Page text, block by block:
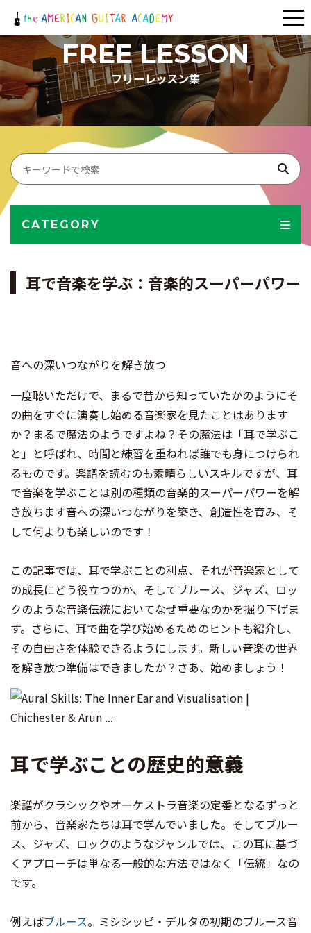
FREE LESSON
フリーレッスン集
CATEGORY
耳で音楽を学ぶ：音楽的スーパーパワー
音への深いつながりを解き放つ
一度聴いただけで、まるで昔から知っていたかのようにそ
の曲をすぐに演奏し始める音楽家を見たことはあります
か？まるで魔法のようですよね？その魔法は「耳で学ぶこ
と」と呼ばれ、時間と練習を重ねれば誰でも身につけられ
るものです。楽譜を読むのも素晴らしいスキルですが、耳
で音楽を学ぶことは別の種類の音楽的スーパーパワーを解
き放ちます――音への深いつながりを築き、創造性を育み、そ
して何よりも楽しいのです！
この記事では、耳で学ぶことの利点、それが音楽家として
の成長にどう役立つのか、そしてブルース、ジャズ、ロッ
クのような音楽伝統においてなぜ重要なのかを掘り下げま
す。さらに、耳で曲を学び始めるためのヒントも紹介し、
その自由さを体験できるようにします。新しい音楽の世界
を解き放つ準備はできましたか？さあ、始めましょう！
耳で学ぶことの歴史的意義
楽譜がクラシックやオーケストラ音楽の定番となるずっと
前から、音楽家たちは耳で学んでいました。そしてブルー
ス、ジャズ、ロックのようなジャンルでは、この耳に基づ
くアプローチは単なる一般的な方法ではなく「伝統」なの
です。
例えばブルース。ミシシッピ・デルタの初期のブルース音
メ
ニ
ュ
ー